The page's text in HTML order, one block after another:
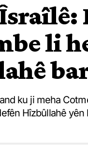
li
ku ji meha
Hîzbûllahê